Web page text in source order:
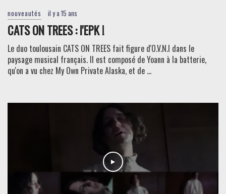
nouveautés il y a 15 ans
CATS ON TREES : l'EPK !
Le duo toulousain CATS ON TREES fait figure d'O.V.N.I dans le
paysage musical français. Il est composé de Yoann à la batterie,
qu'on a vu chez My Own Private Alaska, et de ...